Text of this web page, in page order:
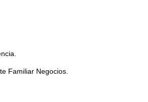
Familiar Negocios.